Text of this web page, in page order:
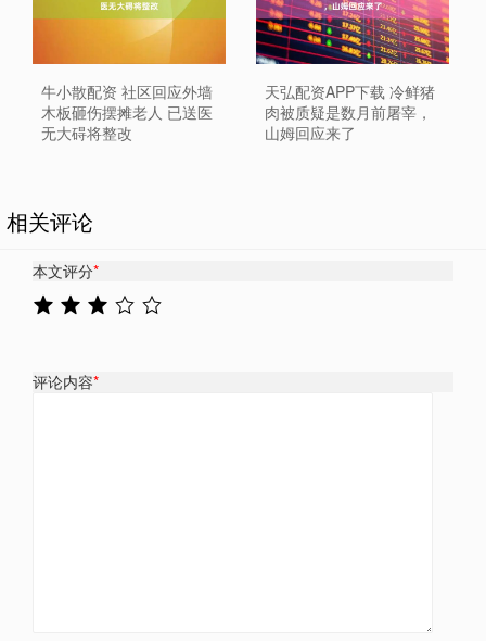
牛小散配资 社区回应外墙
木板砸伤摆摊老人 已送医
无大碍将整改
天弘配资APP下载 冷鲜猪
肉被质疑是数月前屠宰，
山姆回应来了
相关评论
本文评分*
评论内容*